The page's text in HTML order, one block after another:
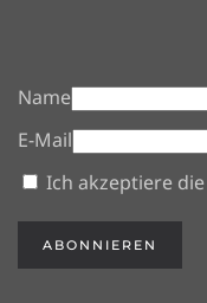
Name
E-Mail
Ich akzeptiere die
ABONNIEREN